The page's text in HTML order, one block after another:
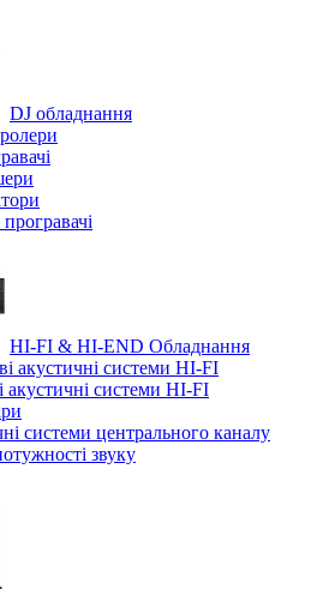
DJ обладнання
програвачі
HI-FI & HI-END Обладнання
акустичні системи HI-FI
акустичні системи HI-FI
системи центрального каналу
звуку